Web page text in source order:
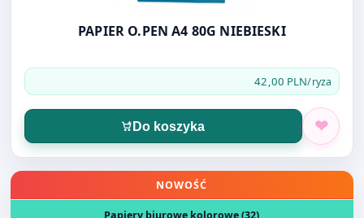
42,00 PLN
Otwórz produkt: PAPIER O.PEN A4 80G 500K CZERWONY
NOWOŚĆ
Papiery biurowe kolorowe (32)